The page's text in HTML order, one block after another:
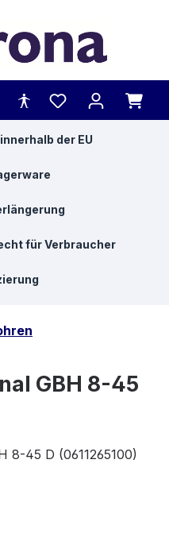
der EU
für Verbraucher
GBH 8-45